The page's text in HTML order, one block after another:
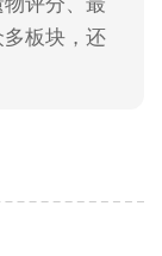
评分、最
板块，还